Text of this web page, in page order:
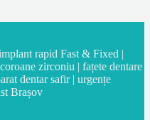
rapid Fast & Fixed |
zirconiu | fațete dentare
dentar safir | urgențe
Brașov